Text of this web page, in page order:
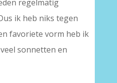
regelmatig
ik heb niks tegen
favoriete vorm heb ik
sonnetten en